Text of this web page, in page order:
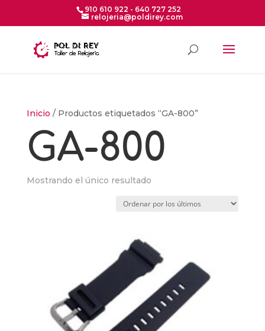
910 610 922 - 640 727 252
relojeria@poldirey.com
Inicio / Productos etiquetados “GA-800”
GA-800
Mostrando el único resultado